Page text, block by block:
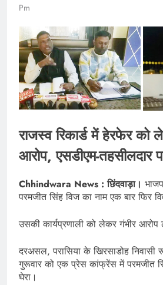
Pm
राजस्व रिकार्ड में हेरफेर को
आरोप, एसडीएम-तहसीलदार
Chhindwara News : छिंदवाड़ा।
परमजीत सिंह विज का नाम एक बार फिर
उसकी कार्यप्रणाली को लेकर गंभीर आरोप
दरअसल, परासिया के खिरसाडोह निवासी
गुरूवार को एक प्रेस कांफ्रेंस में परमजीत
घेरा।